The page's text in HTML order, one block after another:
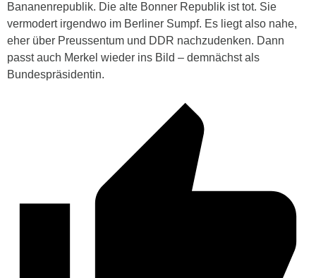
Bananenrepublik. Die alte Bonner Republik ist tot. Sie
vermodert irgendwo im Berliner Sumpf. Es liegt also nahe,
eher über Preussentum und DDR nachzudenken. Dann
passt auch Merkel wieder ins Bild – demnächst als
Bundespräsidentin.